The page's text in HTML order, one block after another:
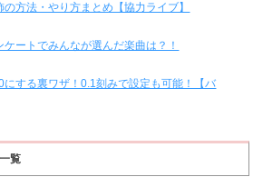
方法・やり方まとめ【協力ライブ】
ートでみんなが選んだ楽曲は？！
にする裏ワザ！0.1刻みで設定も可能！【バ
覧